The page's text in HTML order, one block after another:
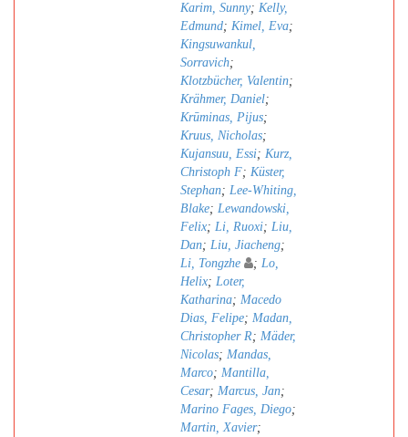
Karim, Sunny; Kelly,
Edmund; Kimel, Eva;
Kingsuwankul,
Sorravich;
Klotzbücher, Valentin;
Krähmer, Daniel;
Krūminas, Pijus;
Kruus, Nicholas;
Kujansuu, Essi; Kurz,
Christoph F; Küster,
Stephan; Lee-Whiting,
Blake; Lewandowski,
Felix; Li, Ruoxi; Liu,
Dan; Liu, Jiacheng;
Li, Tongzhe
; Lo,
Helix; Loter,
Katharina; Macedo
Dias, Felipe; Madan,
Christopher R; Mäder,
Nicolas; Mandas,
Marco; Mantilla,
Cesar; Marcus, Jan;
Marino Fages, Diego;
Martin, Xavier;